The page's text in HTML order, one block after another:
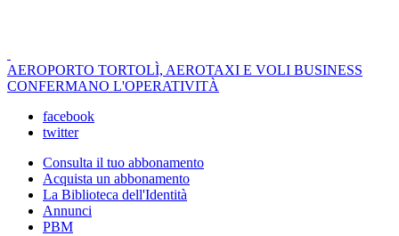
AEROPORTO TORTOLÌ, AEROTAXI E VOLI BUSINESS
CONFERMANO L'OPERATIVITÀ
facebook
twitter
Consulta il tuo abbonamento
Acquista un abbonamento
La Biblioteca dell'Identità
Annunci
PBM